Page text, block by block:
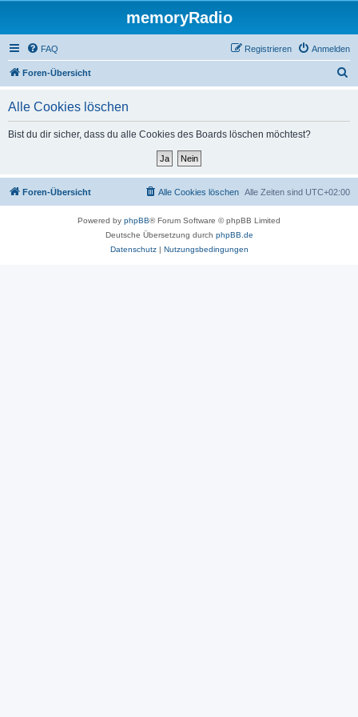
memoryRadio
FAQ Anmelden
Registrieren
Foren-Übersicht
Alle Cookies löschen
Bist du dir sicher, dass du alle Cookies des Boards löschen möchtest?
Foren-Übersicht Alle Zeiten sind UTC+02:00
Alle Cookies löschen
Powered by phpBB® Forum Software © phpBB Limited
Deutsche Übersetzung durch phpBB.de
Datenschutz| Nutzungsbedingungen